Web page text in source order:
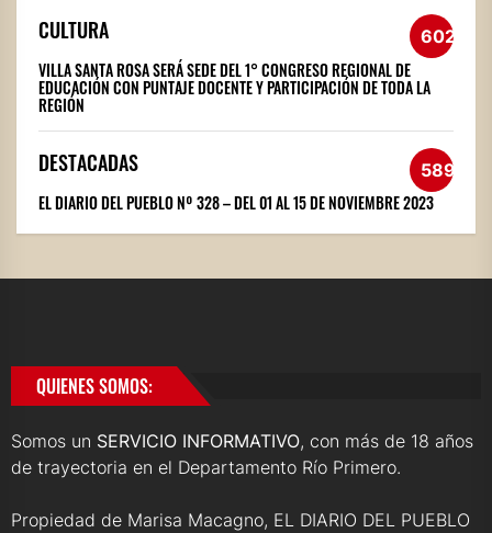
CULTURA 602
VILLA SANTA ROSA SERÁ SEDE DEL 1° CONGRESO REGIONAL DE
EDUCACIÓN CON PUNTAJE DOCENTE Y PARTICIPACIÓN DE TODA LA
REGIÓN
DESTACADAS 589
EL DIARIO DEL PUEBLO Nº 328 – DEL 01 AL 15 DE NOVIEMBRE 2023
QUIENES SOMOS:
Somos un SERVICIO INFORMATIVO, con más de 18 años
de trayectoria en el Departamento Río Primero.
Propiedad de Marisa Macagno, EL DIARIO DEL PUEBLO